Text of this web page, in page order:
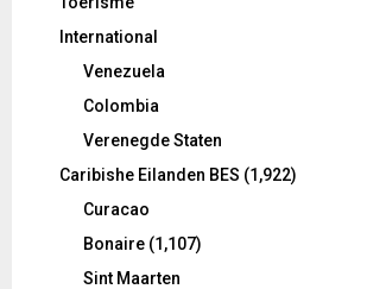
International
Venezuela
Colombia
Verenegde Staten
Caribishe Eilanden BES (1,922)
Curacao
Bonaire (1,107)
Sint Maarten